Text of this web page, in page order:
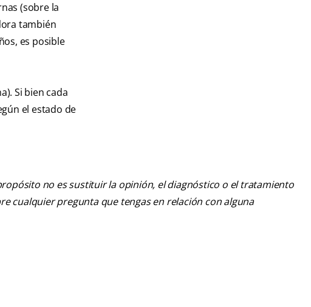
(sobre la
también
es posible
Si bien cada
el estado de
no es sustituir la opinión, el diagnóstico o el tratamiento
cualquier pregunta que tengas en relación con alguna